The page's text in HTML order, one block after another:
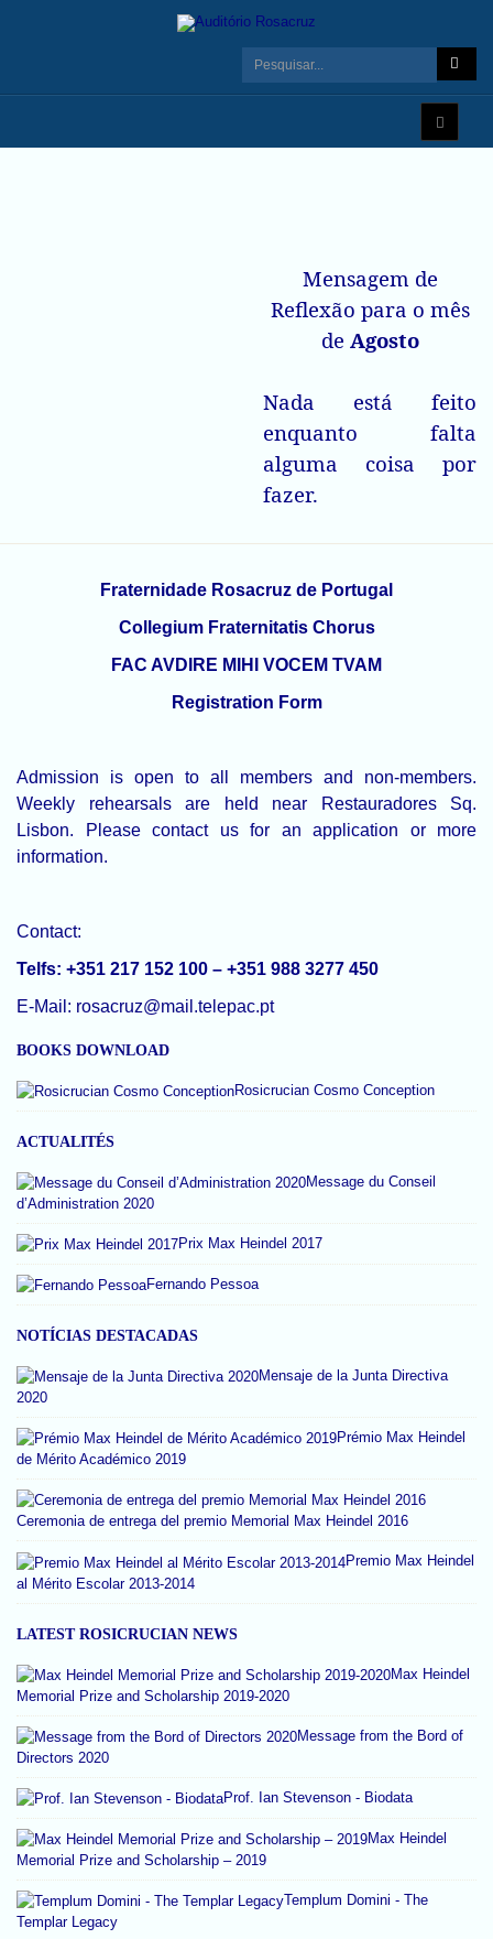
Mensagem de
Reflexão para o mês
de Agosto
Nada está feito
enquanto falta
alguma coisa por
fazer.
Fraternidade Rosacruz de Portugal
Collegium Fraternitatis Chorus
FAC AVDIRE MIHI VOCEM TVAM
Registration Form
Admission is open to all members and non-members.
Weekly rehearsals are held near Restauradores Sq.
Lisbon. Please contact us for an application or more
information.
Contact:
Telfs: +351 217 152 100 – +351 988 3277 450
E-Mail: rosacruz@mail.telepac.pt
BOOKS DOWNLOAD
Rosicrucian Cosmo Conception
ACTUALITÉS
Message du Conseil
d’Administration 2020
Prix Max Heindel 2017
Fernando Pessoa
NOTÍCIAS DESTACADAS
Mensaje de la Junta Directiva
2020
Prémio Max Heindel
de Mérito Académico 2019
Ceremonia de entrega del premio Memorial Max Heindel 2016
Premio Max Heindel
al Mérito Escolar 2013-2014
LATEST ROSICRUCIAN NEWS
Max Heindel
Memorial Prize and Scholarship 2019-2020
Message from the Bord of
Directors 2020
Prof. Ian Stevenson - Biodata
Max Heindel
Memorial Prize and Scholarship – 2019
Templum Domini - The
Templar Legacy